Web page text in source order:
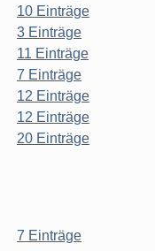
10 Einträge
3 Einträge
11 Einträge
7 Einträge
12 Einträge
12 Einträge
20 Einträge
7 Einträge